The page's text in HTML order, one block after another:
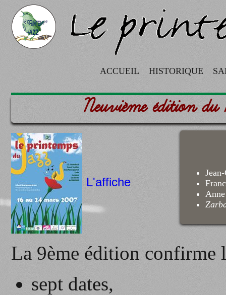
ACCUEIL HISTORIQUE
Neuvième édition
L'affiche
La 9ème édition confirme
sept dates,